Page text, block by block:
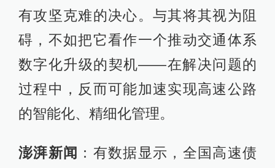
有攻坚克难的决心。与其将其视为阻
碍，不如把它看作一个推动交通体系
数字化升级的契机——在解决问题的
过程中，反而可能加速实现高速公路
的智能化、精细化管理。
澎湃新闻 ：有数据显示，全国高速债